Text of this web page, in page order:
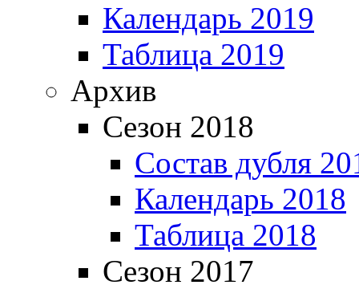
Календарь 2019
Таблица 2019
Архив
Сезон 2018
Состав дубля
Календарь 2018
Таблица 2018
Сезон 2017